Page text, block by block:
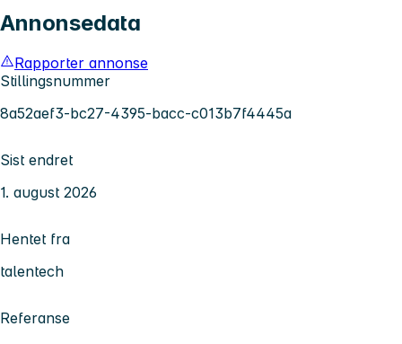
Annonsedata
Rapporter annonse
Stillingsnummer
8a52aef3-bc27-4395-bacc-c013b7f4445a
Sist endret
1. august 2026
Hentet fra
talentech
Referanse